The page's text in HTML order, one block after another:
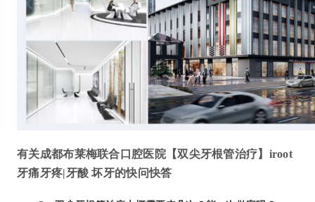
有关成都布莱梅联合口腔医院【双尖牙根管治疗】iroot
牙痛牙疼|牙酸 坏牙的快问快答